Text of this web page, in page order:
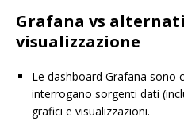
Grafana vs
visualizzazione
Le dashboard Grafana sono
interrogano sorgenti dati
grafici e visualizzazioni.